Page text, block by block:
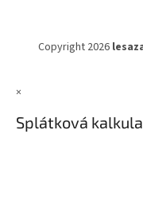
Copyright 2026
×
Splátková